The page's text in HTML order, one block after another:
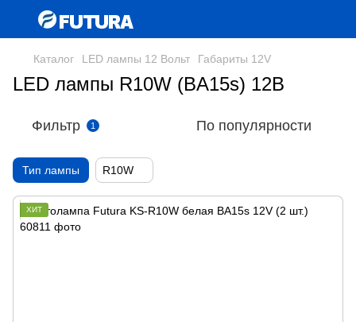
Каталог LED лампы 12 Вольт Габариты 12V
LED лампы R10W (BA15s) 12В
Фильтр 1 По популярности
Тип лампы R10W
ХИТ